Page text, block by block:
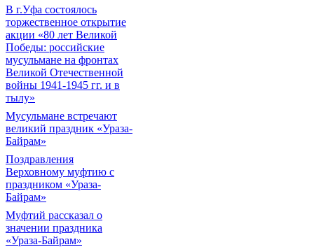
В г.Уфа состоялось
торжественное открытие
акции «80 лет Великой
Победы: российские
мусульмане на фронтах
Великой Отечественной
войны 1941-1945 гг. и в
тылу»
Мусульмане встречают
великий праздник «Ураза-
Байрам»
Поздравления
Верховному муфтию с
праздником «Ураза-
Байрам»
Муфтий рассказал о
значении праздника
«Ураза-Байрам»